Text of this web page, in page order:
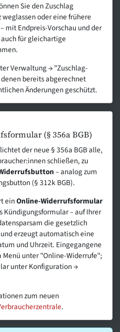
Sie den Zuschlag
oder eine frühere
mit Endpreis-Vorschau und der
für gleichartige
Verwaltung → "Zuschlag-
bereits abgerechnet
Änderungen geschützt.
(§ 356a BGB)
der neue § 356a BGB alle,
schließen, zu
– analog zum
(§ 312k BGB).
einOnline-Widerrufsformular
Kündigungsformular – auf Ihrer
die gesetzlich
erzeugt automatisch eine
und Uhrzeit. Eingegangene
unter "Online-Widerrufe";
unter Konfiguration →
zum neuen
.